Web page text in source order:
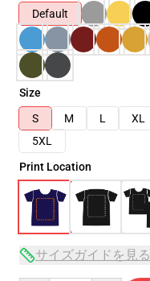
Default
Size
S
M L XL
5XL
Print Location
サイズガイドを見る